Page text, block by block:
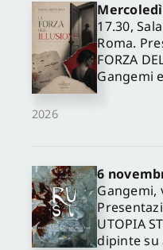
2026
17.30,
Roma.
FORZA
Gangemi
6
Gangemi,
UTOPIA
dipinte su